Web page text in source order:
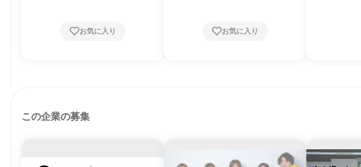
お気に入り お気に入り
この企業の募集